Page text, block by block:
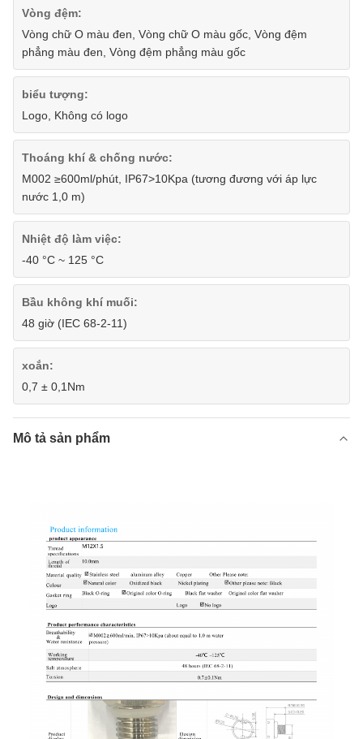
Vòng đệm:
Vòng chữ O màu đen, Vòng chữ O màu gốc, Vòng đệm
phẳng màu đen, Vòng đệm phẳng màu gốc
biểu tượng:
Logo, Không có logo
Thoáng khí & chống nước:
M002 ≥600ml/phút, IP67>10Kpa (tương đương với áp lực
nước 1,0 m)
Nhiệt độ làm việc:
-40 °C ~ 125 °C
Bầu không khí muối:
48 giờ (IEC 68-2-11)
xoắn:
0,7 ± 0,1Nm
Mô tả sản phẩm